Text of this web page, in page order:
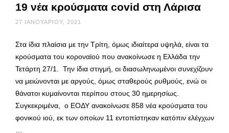
19 νέα κρούσματα covid στη Λάρισα
27 ΙΑΝΟΥΑΡΊΟΥ, 2021
Στα ίδια πλαίσια με την Τρίτη, όμως ιδιαίτερα υψηλά, είναι τα
κρούσματα του κοροναϊού που ανακοίνωσε η Ελλάδα την
Τετάρτη 27/1. Την ίδια στιγμή, οι διασωληνωμένοι συνεχίζουν
να μειώνονται με αργούς, όμως σταθερούς ρυθμούς, ενώ οι
θάνατοι κυμαίνονται περίπου στους 30 ημερησίως.
Συγκεκριμένα, ο ΕΟΔΥ ανακοίνωσε 858 νέα κρούσματα του
φονικού ιού, εκ των οποίων 11 εντοπίστηκαν κατόπιν ελέγχων